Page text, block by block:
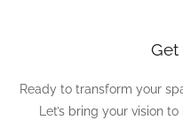
Get
Ready to transform your
Let’s bring your vision